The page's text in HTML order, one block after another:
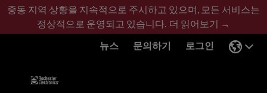
기
콘
바
글
중동 지역 상황을 지속적으로 주시하고 있으며, 모든 서비스는
정상적으로 운영되고 있습니다. 더 읽어보기 →
뉴스
문의하기 로그인